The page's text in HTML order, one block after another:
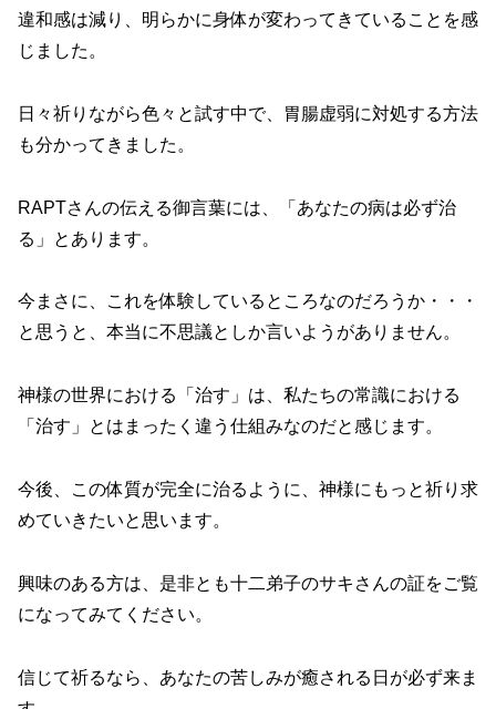
違和感は減り、明らかに身体が変わってきていることを感
じました。
日々祈りながら色々と試す中で、胃腸虚弱に対処する方法
も分かってきました。
RAPTさんの伝える御言葉には、「あなたの病は必ず治
る」とあります。
今まさに、これを体験しているところなのだろうか・・・
と思うと、本当に不思議としか言いようがありません。
神様の世界における「治す」は、私たちの常識における
「治す」とはまったく違う仕組みなのだと感じます。
今後、この体質が完全に治るように、神様にもっと祈り求
めていきたいと思います。
興味のある方は、是非とも十二弟子のサキさんの証をご覧
になってみてください。
信じて祈るなら、あなたの苦しみが癒される日が必ず来ま